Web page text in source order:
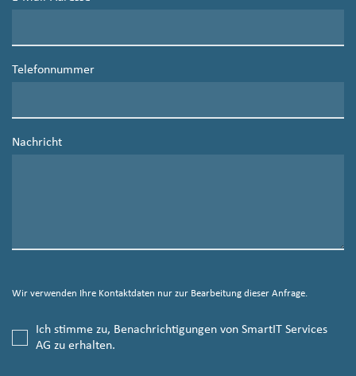
Telefonnummer
Nachricht
Wir verwenden Ihre Kontaktdaten nur zur Bearbeitung dieser Anfrage.
Ich stimme zu, Benachrichtigungen von SmartIT Services
AG zu erhalten.